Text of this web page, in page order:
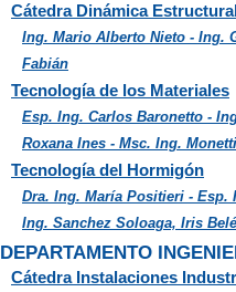
Cátedra Dinámica
Ing. Mario Alberto Nieto - Ing.
Fabián
Tecnología de los Materiales
Esp. Ing. Carlos Baronetto -
Roxana Ines - Msc. Ing.
Tecnología del Hormigón
Dra. Ing. María Positieri - Esp.
Ing. Sanchez Soloaga, Iris
DEPARTAMENTO
Cátedra Instalaciones